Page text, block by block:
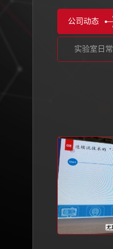
公司动态
实验室日常